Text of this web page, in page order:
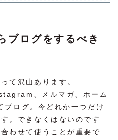
ブログをするべき
て沢山あります。
、メルマガ、ホーム
ログ。今どれか一つだけ
。できなくはないのです
わせて使うことが重要で